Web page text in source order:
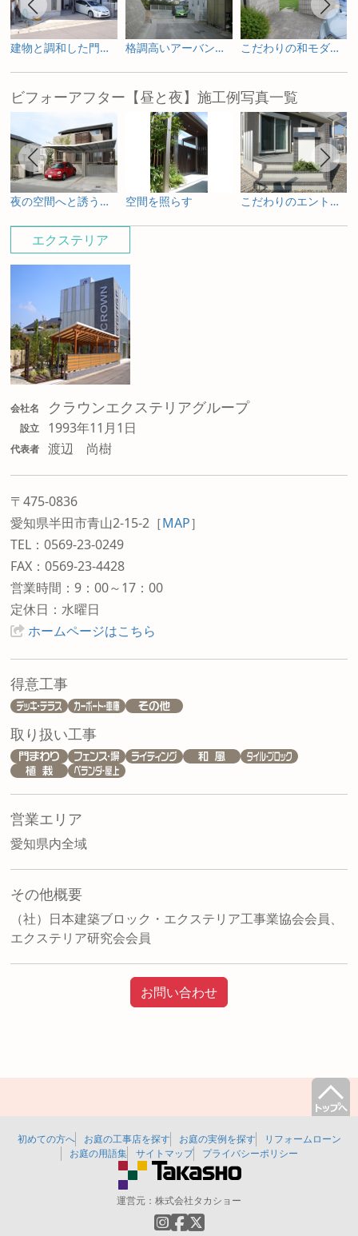
エクステリア
会社名 クラウンエクステリアグループ
設立 1993年11月1日
代表者 渡辺 尚樹
〒475-0836
愛知県半田市青山2-15-2 ［MAP］
TEL：0569-23-0249
FAX：0569-23-4428
営業時間：9：00～17：00
定休日：水曜日
ホームページはこちら
得意工事
取り扱い工事
営業エリア
愛知県内全域
その他概要
（社）日本建築ブロック・エクステリア工事業協会会員、
エクステリア研究会会員
お問い合わせ
建物と調和した門構え 格調高いアーバンデザイン こだわりの和モダンスタイル
ビフォーアフター【昼と夜】施工例写真一覧
夜の空間へと誘うライティングプラン 空間を照らす こだわりのエントランス
初めての方へ お庭の工事店を探す お庭の実例を探す
リフォームローン
お庭の用語集
サイトマップ プライバシーポリシー
運営元： 株式会社タカショー